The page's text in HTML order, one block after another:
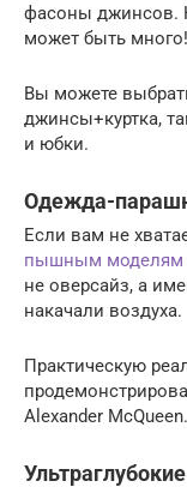
фасоны джинсов.
может быть много!
Вы можете
джинсы+куртка,
и юбки.
Одежда-
Если вам не
пышным моделям
не оверсайз, а
накачали воздуха.
Практическую
Alexander McQueen.